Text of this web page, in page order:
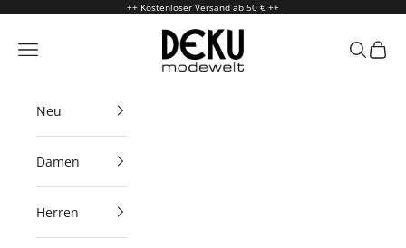
++ Kostenloser Versand ab 50 € ++
Deku Modewelt
Menü Suchen
Neu
Damen
Herren